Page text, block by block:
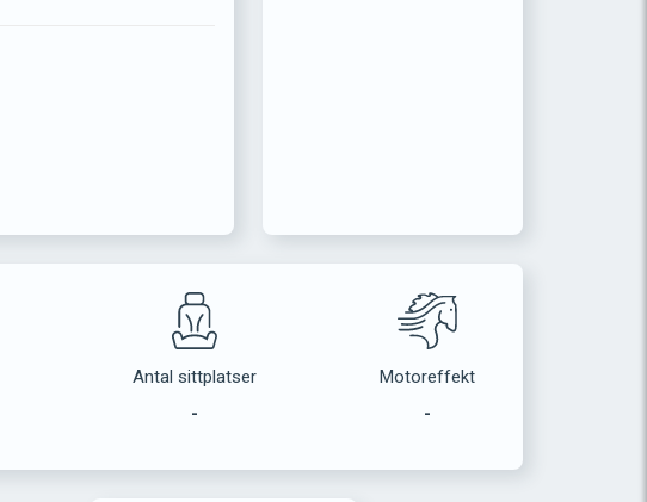
Antal sittplatser
-
Motoreffekt
-